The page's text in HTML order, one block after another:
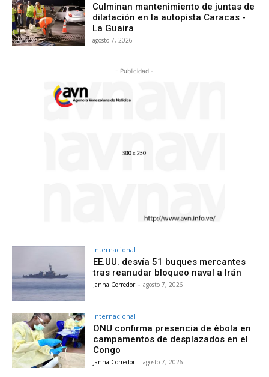
Culminan mantenimiento de juntas de
dilatación en la autopista Caracas -
La Guaira
agosto 7, 2026
- Publicidad -
Internacional
EE.UU. desvía 51 buques mercantes
tras reanudar bloqueo naval a Irán
Janna Corredor - agosto 7, 2026
Internacional
ONU confirma presencia de ébola en
campamentos de desplazados en el
Congo
Janna Corredor - agosto 7, 2026